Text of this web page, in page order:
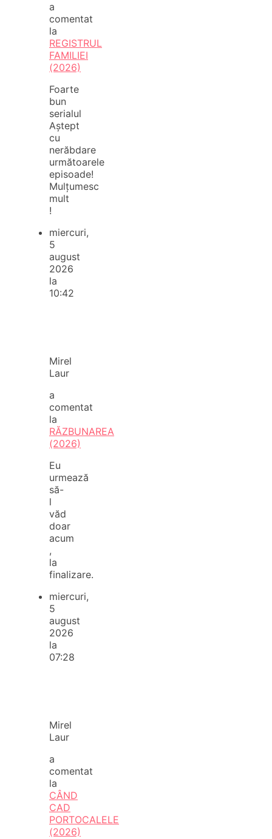
a
comentat
la
REGISTRUL
FAMILIEI
(2026)
Foarte
bun
serialul
Aștept
cu
nerăbdare
următoarele
episoade!
Mulțumesc
mult
!
miercuri,
5
august
2026
la
10:42
Mirel
Laur
a
comentat
la
RĂZBUNAREA
(2026)
Eu
urmează
să-
l
văd
doar
acum
,
la
finalizare.
miercuri,
5
august
2026
la
07:28
Mirel
Laur
a
comentat
la
CÂND
CAD
PORTOCALELE
(2026)